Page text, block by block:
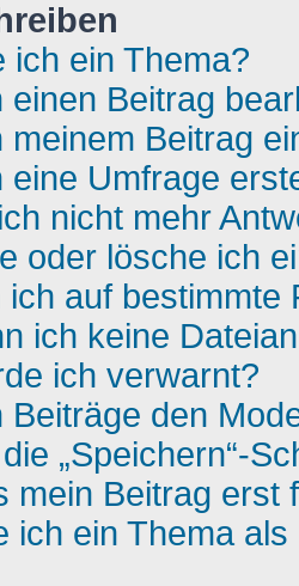
ich ein Thema?
einen Beitrag
meinem Beitrag
eine Umfrage
nicht mehr
oder lösche ich
auf bestimmte
ich keine
ich verwarnt?
Beiträge den
„Speichern“-
mein Beitrag erst
ich ein Thema als